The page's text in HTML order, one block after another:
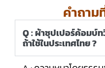
คำถา
Q : ผ้าซุปเปอร์ค้อมบ์ท
ถ้าใช้ในประเทศไทย ?